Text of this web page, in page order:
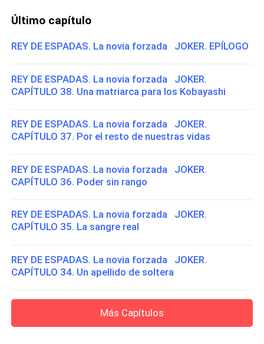
Último capítulo
REY DE ESPADAS. La novia forzada JOKER. EPÍLOGO
REY DE ESPADAS. La novia forzada JOKER.
CAPÍTULO 38. Una matriarca para los Kobayashi
REY DE ESPADAS. La novia forzada JOKER.
CAPÍTULO 37. Por el resto de nuestras vidas
REY DE ESPADAS. La novia forzada JOKER.
CAPÍTULO 36. Poder sin rango
REY DE ESPADAS. La novia forzada JOKER.
CAPÍTULO 35. La sangre real
REY DE ESPADAS. La novia forzada JOKER.
CAPÍTULO 34. Un apellido de soltera
Más Capítulos